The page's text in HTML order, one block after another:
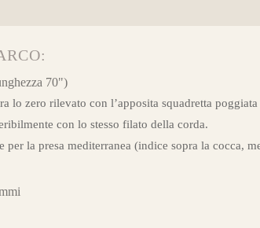
70")
lo zero rilevato con l’apposita squadretta
con lo stesso filato della corda.
per la presa mediterranea (indice sopra la cocca,